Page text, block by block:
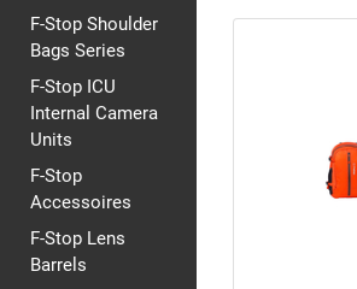
F-Stop Shoulder
Bags Series
F-Stop ICU
Internal Camera
Units
F-Stop
Accessoires
F-Stop Lens
Barrels